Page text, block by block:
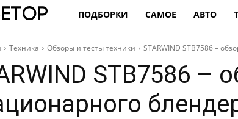
ПОДБОРКИ САМОЕ АВТО
Техника Обзоры и тесты техники STARWIND STB7586 –
STB7586 –